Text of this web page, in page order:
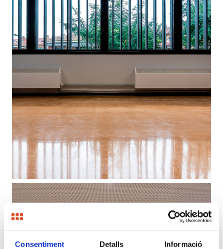
Consentiment Detalls Informació